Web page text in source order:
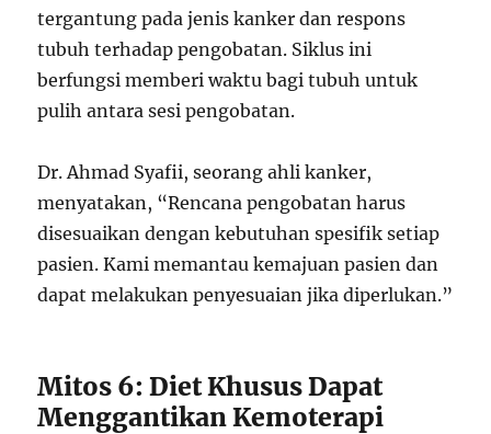
tergantung pada jenis kanker dan respons
tubuh terhadap pengobatan. Siklus ini
berfungsi memberi waktu bagi tubuh untuk
pulih antara sesi pengobatan.
Dr. Ahmad Syafii, seorang ahli kanker,
menyatakan, “Rencana pengobatan harus
disesuaikan dengan kebutuhan spesifik setiap
pasien. Kami memantau kemajuan pasien dan
dapat melakukan penyesuaian jika diperlukan.”
Mitos 6: Diet Khusus Dapat
Menggantikan Kemoterapi